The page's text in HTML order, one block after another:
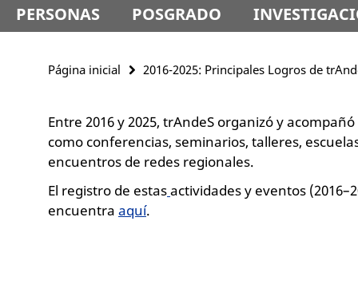
PERSONAS POSGRADO
Página inicial 2016-2025: Principales Logros de
Entre 2016 y 2025, trAndeS organizó y
como conferencias, seminarios, talleres,
encuentros de redes regionales.
El registro de estasactividades y eventos
encuentra aquí.